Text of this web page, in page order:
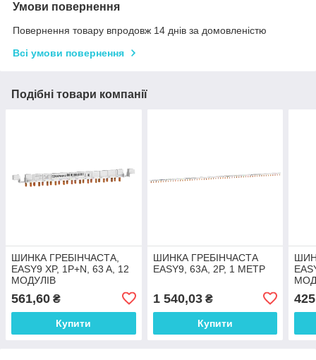
Умови повернення
Повернення товару впродовж 14 днів за домовленістю
Всі умови повернення
Подібні товари компанії
ШИНКА ГРЕБІНЧАСТА,
EASY9 XP, 1P+N, 63 A, 12
МОДУЛІВ
561,60 ₴
Купити
ШИНКА ГРЕБІНЧАСТА
EASY9, 63A, 2P, 1 МЕТР
1 540,03₴
Купити